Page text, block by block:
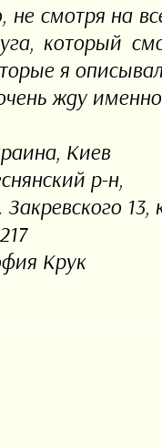
не смотря на
который
я
жду
Киев
р-н,
Закревского 13,
Крук